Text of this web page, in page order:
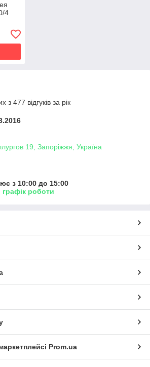
4
з 477 відгуків за рік
19, Запоріжжя, Україна
з 10:00 до 15:00
роботи
Prom.ua